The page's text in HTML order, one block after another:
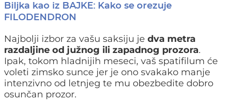
Biljka kao iz BAJKE: Kako se orezuje
FILODENDRON
Najbolji izbor za vašu saksiju je dva metra
razdaljine od južnog ili zapadnog prozora.
Ipak, tokom hladnijih meseci, vaš spatifilum će
voleti zimsko sunce jer je ono svakako manje
intenzivno od letnjeg te mu obezbedite dobro
osunčan prozor.